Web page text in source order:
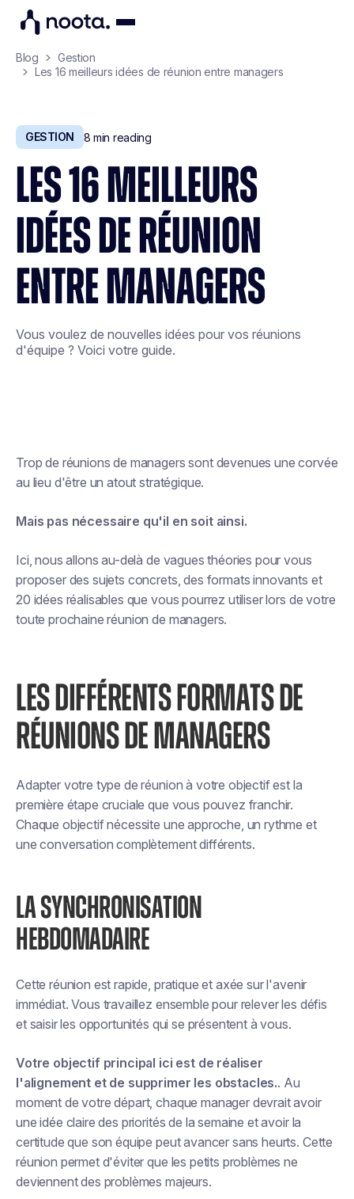
Blog
Gestion
Les 16 meilleurs idées de réunion entre managers
GESTION 8 min reading
LES 16 MEILLEURS
IDÉES DE RÉUNION
ENTRE MANAGERS
Vous voulez de nouvelles idées pour vos réunions
d'équipe ? Voici votre guide.
Trop de réunions de managers sont devenues une corvée
au lieu d'être un atout stratégique.
Mais pas nécessaire qu'il en soit ainsi.
Ici, nous allons au-delà de vagues théories pour vous
proposer des sujets concrets, des formats innovants et
20 idées réalisables que vous pourrez utiliser lors de votre
toute prochaine réunion de managers.
LES DIFFÉRENTS FORMATS DE
RÉUNIONS DE MANAGERS
Adapter votre type de réunion à votre objectif est la
première étape cruciale que vous pouvez franchir.
Chaque objectif nécessite une approche, un rythme et
une conversation complètement différents.
LA SYNCHRONISATION
HEBDOMADAIRE
Cette réunion est rapide, pratique et axée sur l'avenir
immédiat. Vous travaillez ensemble pour relever les défis
et saisir les opportunités qui se présentent à vous.
Votre objectif principal ici est de réaliser
l'alignement et de supprimer les obstacles.. Au
moment de votre départ, chaque manager devrait avoir
une idée claire des priorités de la semaine et avoir la
certitude que son équipe peut avancer sans heurts. Cette
réunion permet d'éviter que les petits problèmes ne
deviennent des problèmes majeurs.